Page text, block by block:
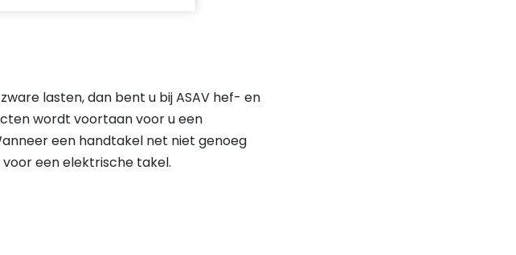
lasten, dan bent u bij ASAV hef- en
wordt voortaan voor u een
een handtakel net niet genoeg
een elektrische takel.